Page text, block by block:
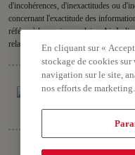
d'incohérences, d'inexactitudes ou
concernant l'exactitude des
référer à la version anglaise. Air India
relatives à ou découlant de ou en
Droits
En cliquant sur «
stockage de cookies
navigation sur le site,
nos efforts de marketing.